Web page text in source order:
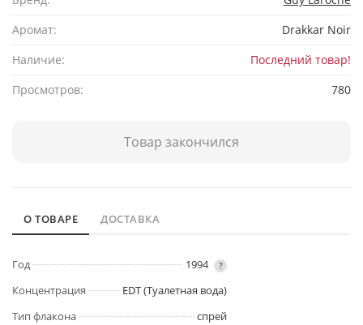
Аромат:
Drakkar Noir
Наличие:
Последний товар!
Просмотров:
780
Товар закончился
О ТОВАРЕ ДОСТАВКА
Год 1994 ?
Концентрация
EDT (Туалетная вода)
Тип флакона
спрей